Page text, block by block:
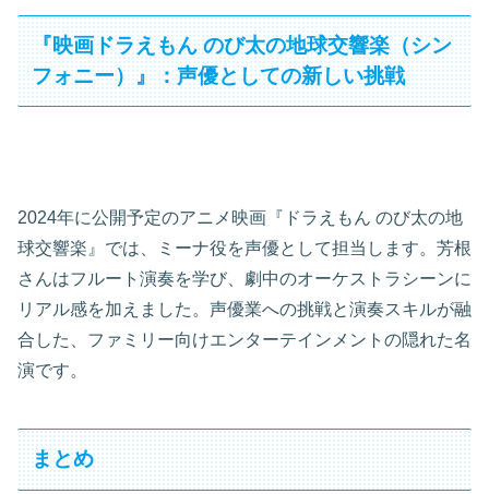
『映画ドラえもん のび太の地球交響楽（シン
フォニー）』：声優としての新しい挑戦
2024年に公開予定のアニメ映画『ドラえもん のび太の地
球交響楽』では、ミーナ役を声優として担当します。芳根
さんはフルート演奏を学び、劇中のオーケストラシーンに
リアル感を加えました。声優業への挑戦と演奏スキルが融
合した、ファミリー向けエンターテインメントの隠れた名
演です。
まとめ